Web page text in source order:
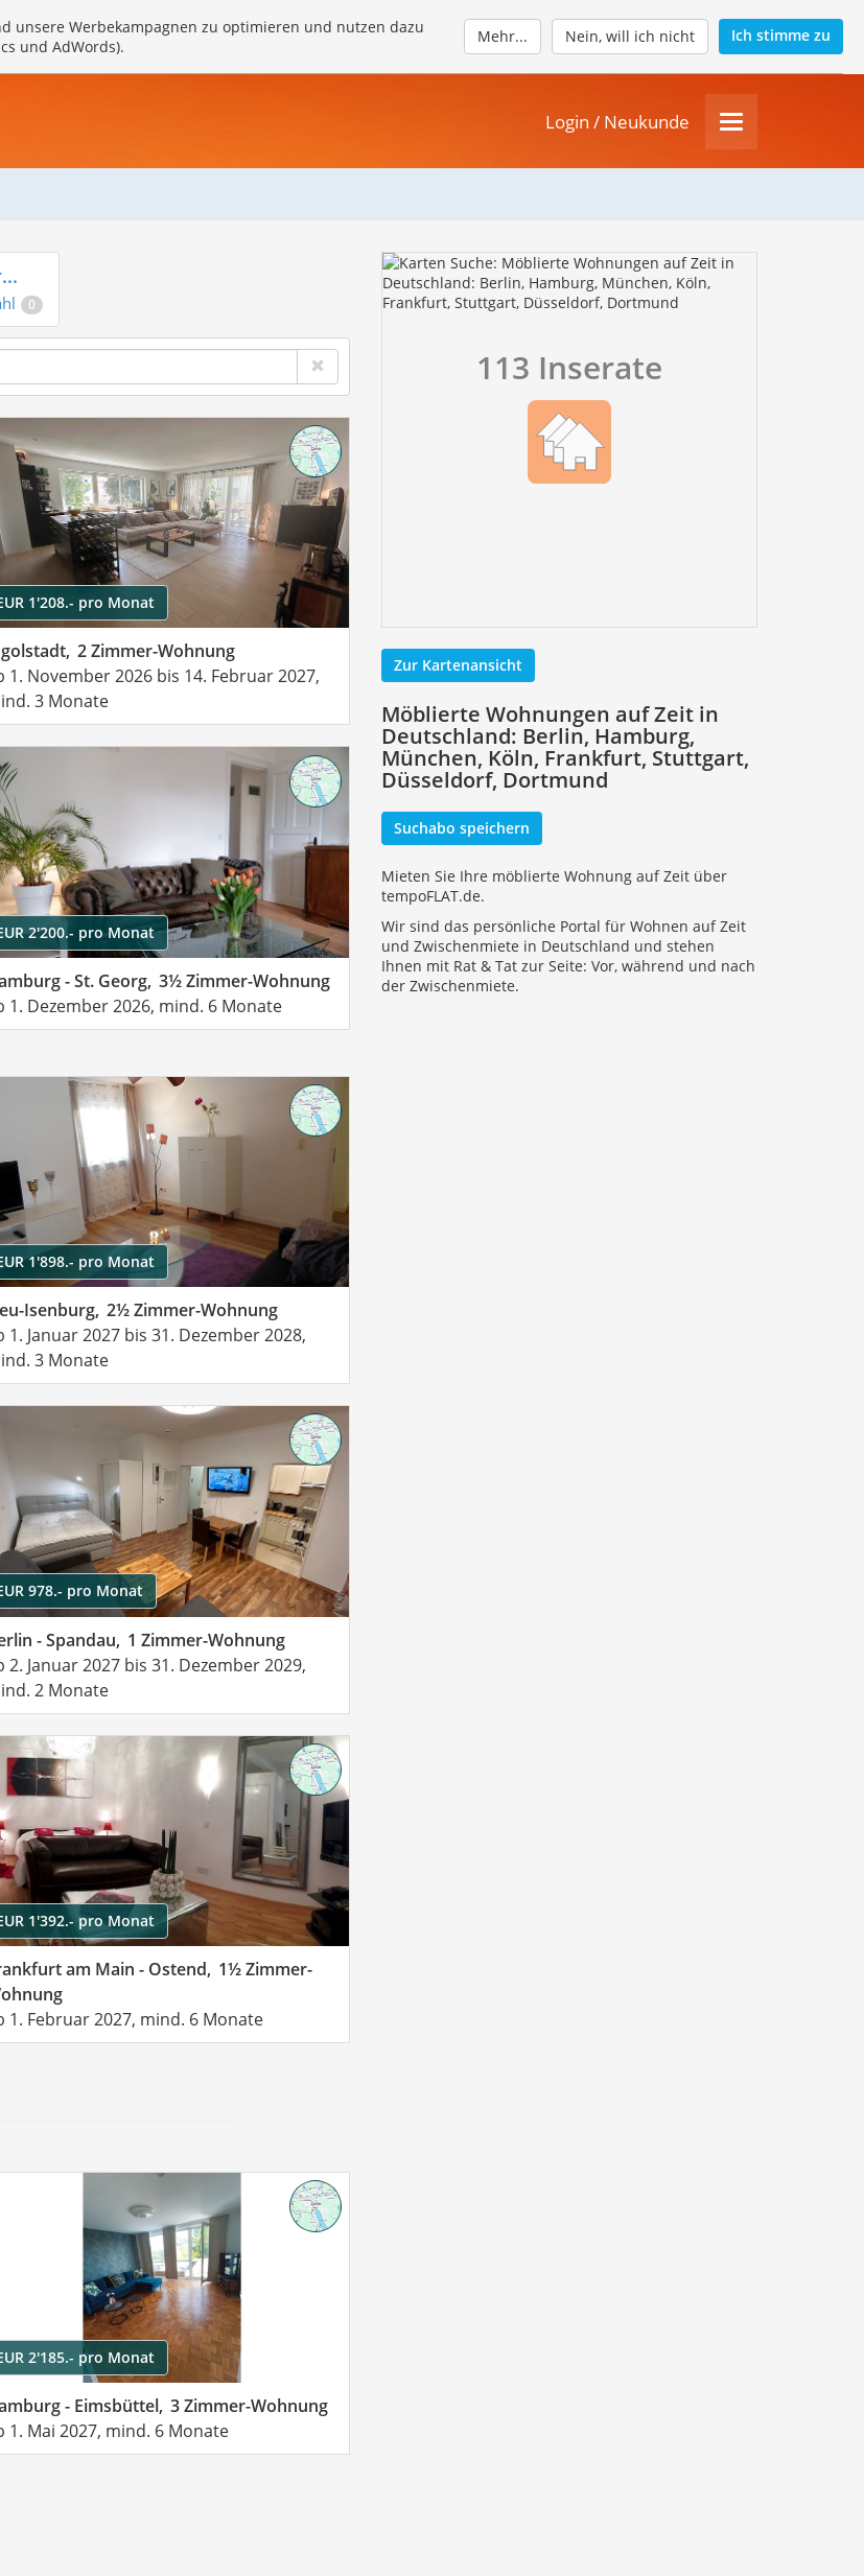
unsere Werbekampagnen zu optimieren und nutzen dazu
und AdWords).
Mehr... Nein, will ich nicht Ich stimme zu
Login / Neukunde
0
1'208.- pro Monat
2 Zimmer-Wohnung
1. November 2026 bis 14. Februar 2027,
3 Monate
2'200.- pro Monat
- St. Georg, 3½ Zimmer-Wohnung
1. Dezember 2026, mind. 6 Monate
1'898.- pro Monat
Isenburg, 2½ Zimmer-Wohnung
1. Januar 2027 bis 31. Dezember 2028,
3 Monate
978.- pro Monat
- Spandau, 1 Zimmer-Wohnung
2. Januar 2027 bis 31. Dezember 2029,
2 Monate
1'392.- pro Monat
am Main - Ostend, 1½ Zimmer-
1. Februar 2027, mind. 6 Monate
2'185.- pro Monat
- Eimsbüttel, 3 Zimmer-Wohnung
1. Mai 2027, mind. 6 Monate
113 Inserate
Zur Kartenansicht
Möblierte Wohnungen auf Zeit in
Deutschland: Berlin, Hamburg,
München, Köln, Frankfurt, Stuttgart,
Düsseldorf, Dortmund
Suchabo speichern
Mieten Sie Ihre möblierte Wohnung auf Zeit über
tempoFLAT.de.
Wir sind das persönliche Portal für Wohnen auf Zeit
und Zwischenmiete in Deutschland und stehen
Ihnen mit Rat & Tat zur Seite: Vor, während und nach
der Zwischenmiete.